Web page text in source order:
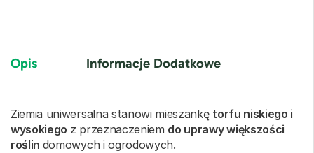
Opis Informacje Dodatkowe
Ziemia uniwersalna stanowi mieszankę torfu niskiego i
wysokiego z przeznaczeniem do uprawy większości
roślin domowych i ogrodowych.